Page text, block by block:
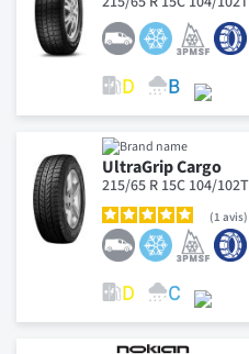
UltraGrip Cargo
215/65 R 15C 104/102T
1 avis